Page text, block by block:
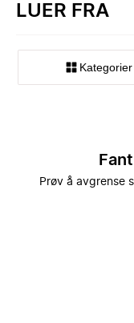
LUER FRA
Kategorier
Prøv å avgrense